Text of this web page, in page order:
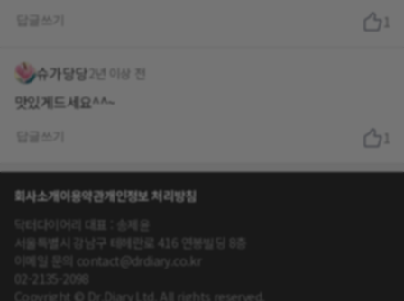
1
슈가당당2년 이상 전
맛있게드세요^^~
1
회사소개이용약관개인정보 처리방침
닥터다이어리 대표 : 송제윤
서울특별시 강남구 테헤란로 416 연봉빌딩 8층
이메일 문의 contact@drdiary.co.kr
02-2135-2098
Copyright © Dr.Diary Ltd. All rights reserved.